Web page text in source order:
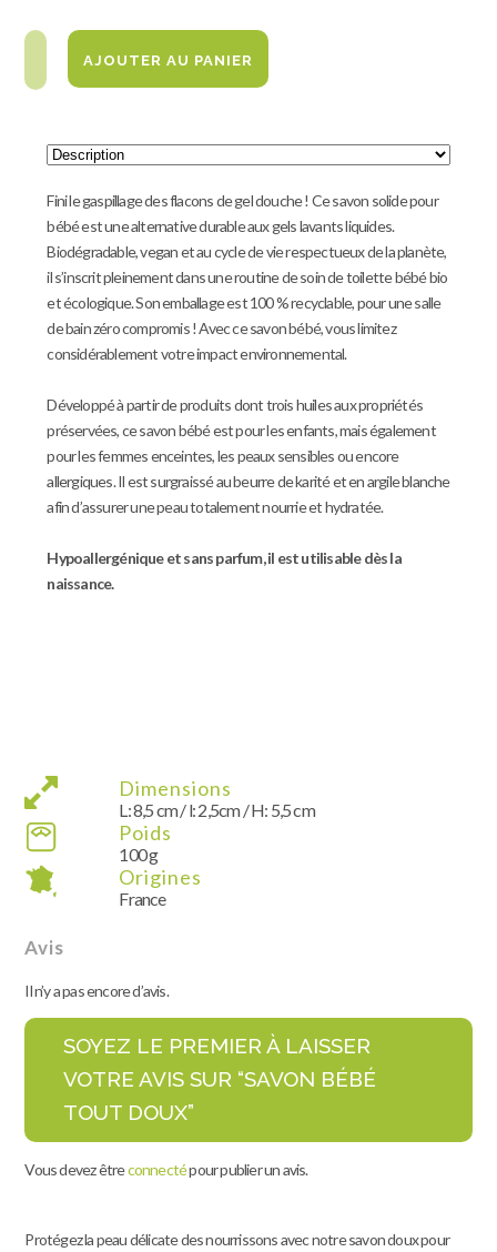
AJOUTER AU PANIER
Fini le gaspillage des flacons de gel douche ! Ce savon solide pour
bébé est une alternative durable aux gels lavants liquides.
Biodégradable, vegan et au cycle de vie respectueux de la planète,
il s’inscrit pleinement dans une routine de soin de toilette bébé bio
et écologique. Son emballage est 100 % recyclable, pour une salle
de bain zéro compromis ! Avec ce savon bébé, vous limitez
considérablement votre impact environnemental.
Développé à partir de produits dont trois huiles aux propriétés
préservées, ce savon bébé est pour les enfants, mais également
pour les femmes enceintes, les peaux sensibles ou encore
allergiques. Il est surgraissé au beurre de karité et en argile blanche
afin d’assurer une peau totalement nourrie et hydratée.
Hypoallergénique et sans parfum, il est utilisable dès la
naissance.
Dimensions
L: 8,5 cm / l: 2,5cm / H: 5,5 cm
Poids
100 g
Origines
France
Avis
Il n’y a pas encore d’avis.
SOYEZ LE PREMIER À LAISSER
VOTRE AVIS SUR “SAVON BÉBÉ
TOUT DOUX”
Vous devez êtreconnectépour publier un avis.
Protégez la peau délicate des nourrissons avec notre savon doux pour